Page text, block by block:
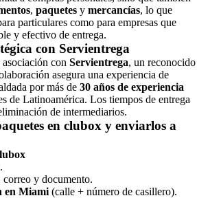
, paquetes y mercancías, lo que
particulares como para empresas que
y efectivo de entrega.
con Servientrega
asociación con Servientrega, un reconocido
asegura una experiencia de
por más de 30 años de experiencia
de Latinoamérica. Los tiempos de entrega
de intermediarios.
en clubox y enviarlos a
y documento.
en Miami (calle + número de casillero).